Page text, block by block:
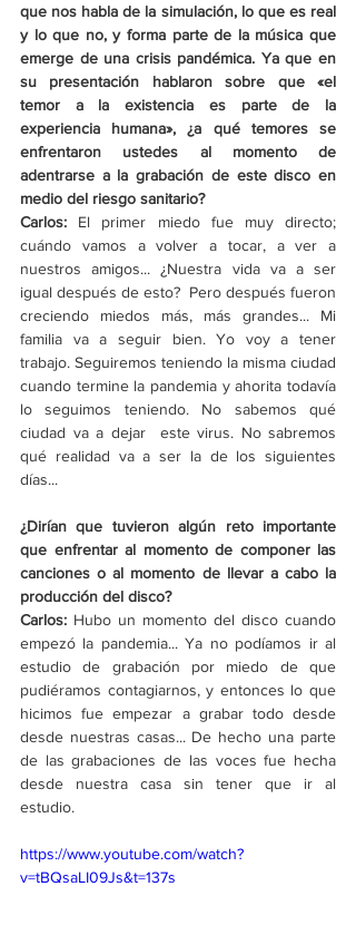
que nos habla de la simulación, lo que es real
y lo que no, y forma parte de la música que
emerge de una crisis pandémica. Ya que en
su presentación hablaron sobre que «el
temor a la existencia es parte de la
experiencia humana», ¿a qué temores se
enfrentaron ustedes al momento de
adentrarse a la grabación de este disco en
medio del riesgo sanitario?
Carlos: El primer miedo fue muy directo;
cuándo vamos a volver a tocar, a ver a
nuestros amigos... ¿Nuestra vida va a ser
igual después de esto?  Pero después fueron
creciendo miedos más, más grandes... Mi
familia va a seguir bien. Yo voy a tener
trabajo. Seguiremos teniendo la misma ciudad
cuando termine la pandemia y ahorita todavía
lo seguimos teniendo. No sabemos qué
ciudad va a dejar  este virus. No sabremos
qué realidad va a ser la de los siguientes
días...
¿Dirían que tuvieron algún reto importante
que enfrentar al momento de componer las
canciones o al momento de llevar a cabo la
producción del disco?
Carlos: Hubo un momento del disco cuando
empezó la pandemia... Ya no podíamos ir al
estudio de grabación por miedo de que
pudiéramos contagiarnos, y entonces lo que
hicimos fue empezar a grabar todo desde
desde nuestras casas... De hecho una parte
de las grabaciones de las voces fue hecha
desde nuestra casa sin tener que ir al
estudio.
https://www.youtube.com/watch?
v=tBQsaLI09Js&t=137s